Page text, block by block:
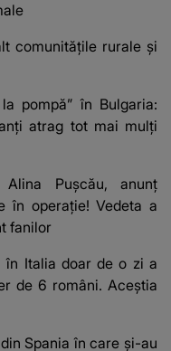
comunitățile rurale și
pompă” în Bulgaria:
atrag tot mai mulți
Pușcău, anunț
în operație! Vedeta a
fanilor
în Italia doar de o zi a
de 6 români. Aceștia
Spania în care și-au